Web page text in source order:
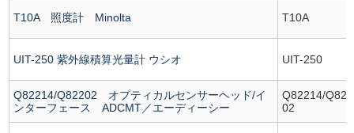
T10A 照度計 Minolta T10A
UIT-250 紫外線積算光量計 ウシオ UIT-250
Q82214/Q82202 オプティカルセンサーヘッド/イ
ンターフェース ADCMT／エーディーシー
Q82214/Q822
02